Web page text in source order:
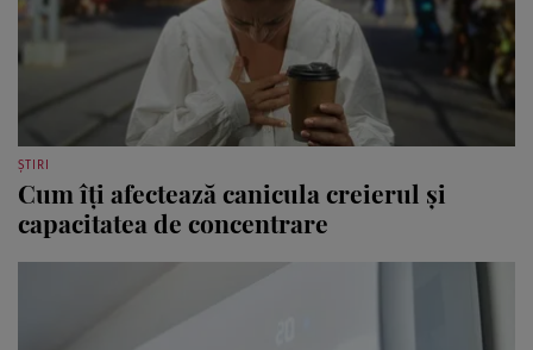
Cum îți afectează canicula creierul și
capacitatea de concentrare